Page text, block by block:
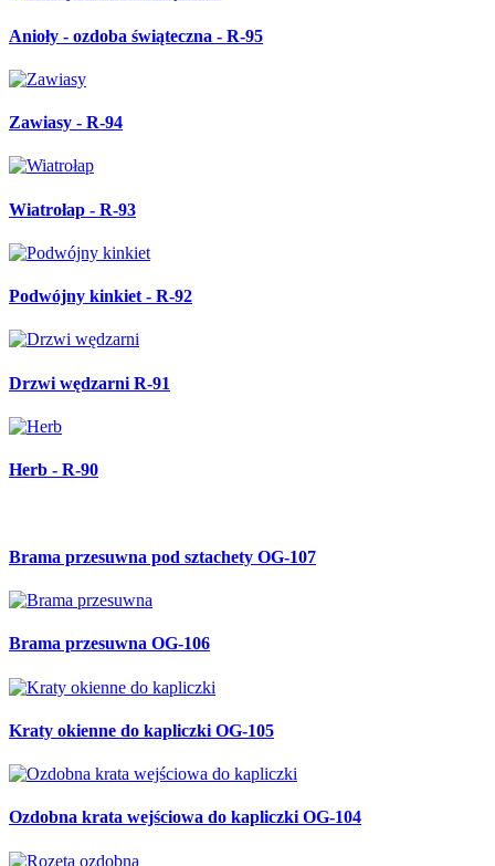
Anioły - ozdoba świąteczna - R-95
Zawiasy - R-94
Wiatrołap - R-93
Podwójny kinkiet - R-92
Drzwi wędzarni R-91
Herb - R-90
Brama przesuwna pod sztachety OG-107
Brama przesuwna OG-106
Kraty okienne do kapliczki OG-105
Ozdobna krata wejściowa do kapliczki OG-104